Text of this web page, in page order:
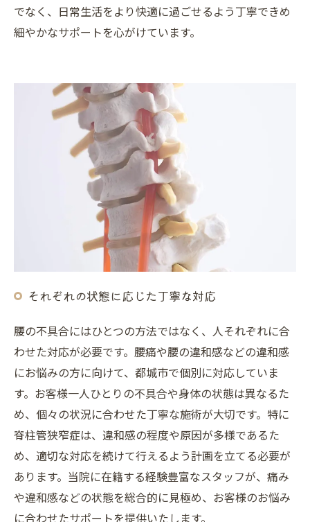
でなく、日常生活をより快適に過ごせるよう丁寧できめ
細やかなサポートを心がけています。
それぞれの状態に応じた丁寧な対応
腰の不具合にはひとつの方法ではなく、人それぞれに合
わせた対応が必要です。腰痛や腰の違和感などの違和感
にお悩みの方に向けて、都城市で個別に対応していま
す。お客様一人ひとりの不具合や身体の状態は異なるた
め、個々の状況に合わせた丁寧な施術が大切です。特に
脊柱管狭窄症は、違和感の程度や原因が多様であるた
め、適切な対応を続けて行えるよう計画を立てる必要が
あります。当院に在籍する経験豊富なスタッフが、痛み
や違和感などの状態を総合的に見極め、お客様のお悩み
に合わせたサポートを提供いたします。